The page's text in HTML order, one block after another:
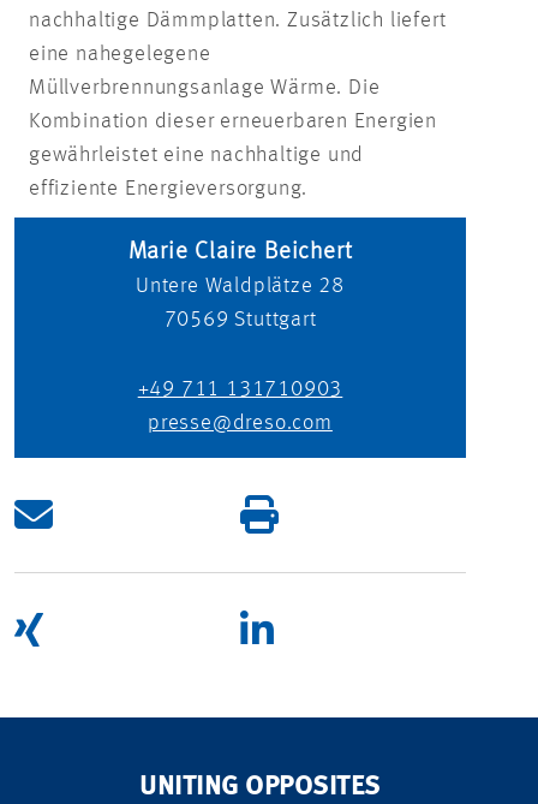
nachhaltige Dämmplatten. Zusätzlich liefert
eine nahegelegene
Müllverbrennungsanlage Wärme. Die
Kombination dieser erneuerbaren Energien
gewährleistet eine nachhaltige und
effiziente Energieversorgung.
Marie Claire Beichert
Untere Waldplätze 28
70569 Stuttgart
+49 711 131710903
presse@dreso.com
UNITING OPPOSITES